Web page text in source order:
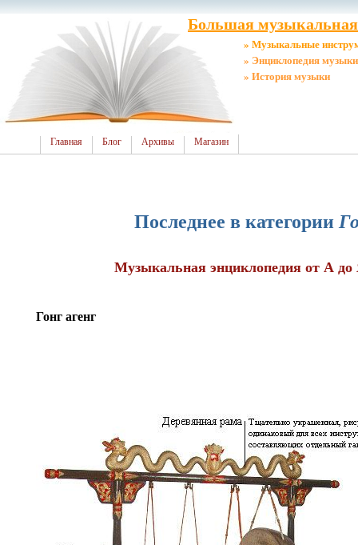
Большая
» Музыкальные
» Энциклопедия музыки
» История музыки
Главная Блог Архивы Магазин
Последнее в категории
Музыкальная энциклопедия от А до
Гонг агенг